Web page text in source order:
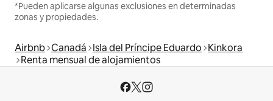
*Pueden aplicarse algunas exclusiones en determinadas
zonas y propiedades.
Airbnb Canadá Isla del Príncipe Eduardo Kinkora
Renta mensual de alojamientos